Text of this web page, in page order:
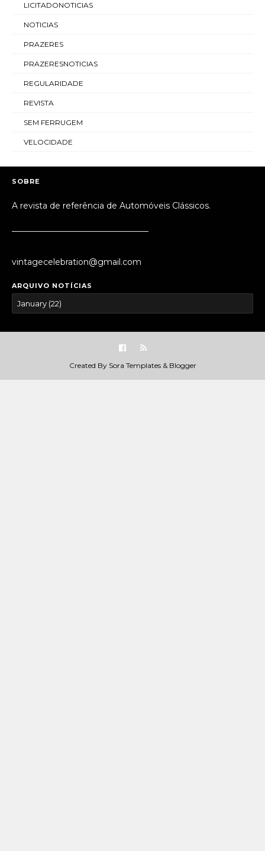
LICITADONOTICIAS
NOTICIAS
PRAZERES
PRAZERESNOTICIAS
REGULARIDADE
REVISTA
SEM FERRUGEM
VELOCIDADE
SOBRE
A revista de referência de Automóveis Clássicos.
vintagecelebration@gmail.com
ARQUIVO NOTÍCIAS
Created By Sora Templates& Blogger